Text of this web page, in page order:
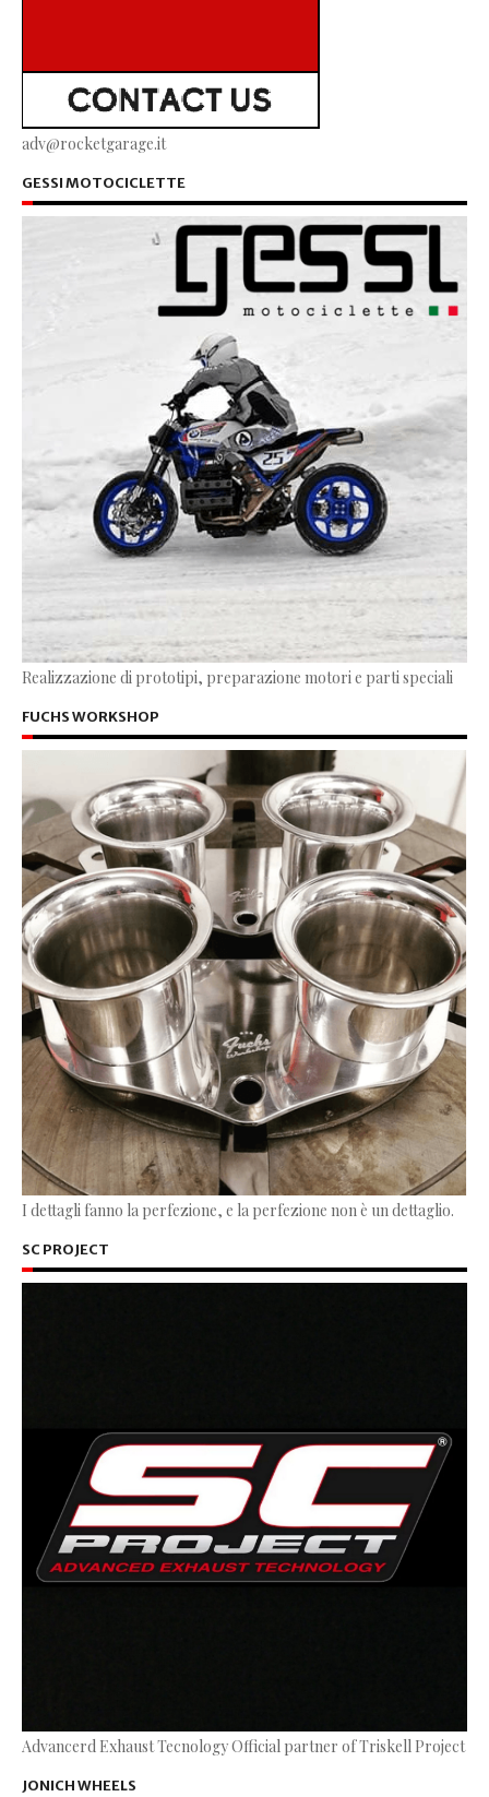
adv@rocketgarage.it
GESSI MOTOCICLETTE
Realizzazione di prototipi, preparazione motori e parti speciali
FUCHS WORKSHOP
I dettagli fanno la perfezione, e la perfezione non è un dettaglio.
SC PROJECT
Advancerd Exhaust Tecnology Official partner of Triskell Project
JONICH WHEELS